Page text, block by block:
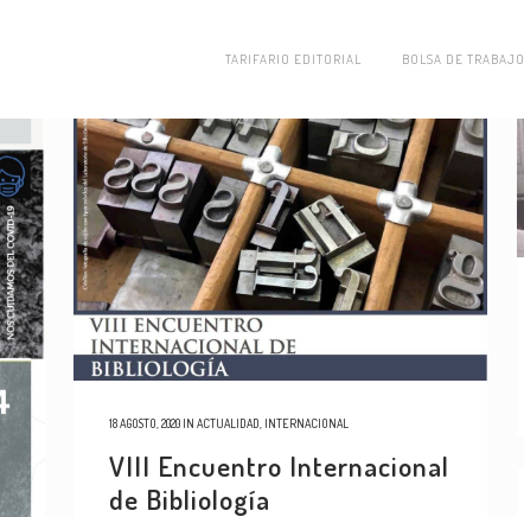
TARIFARIO EDITORIAL BOLSA DE TRABAJO
18 AGOSTO, 2020 IN ACTUALIDAD INTERNACIONAL
VIII Encuentro Internacional
de Bibliología